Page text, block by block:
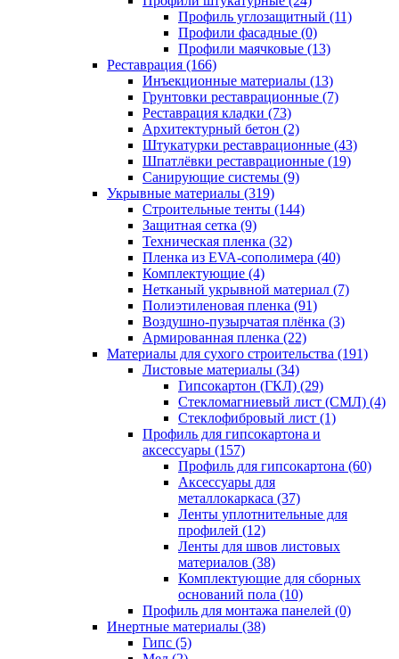
Профиль углозащитный (11)
Профили фасадные (0)
Профили маячковые (13)
Реставрация (166)
Инъекционные материалы (13)
Грунтовки реставрационные (7)
Реставрация кладки (73)
Архитектурный бетон (2)
Штукатурки реставрационные (43)
Шпатлёвки реставрационные (19)
Санирующие системы (9)
Укрывные материалы (319)
Строительные тенты (144)
Защитная сетка (9)
Техническая пленка (32)
Пленка из EVA-сополимера (40)
Комплектующие (4)
Нетканый укрывной материал (7)
Полиэтиленовая пленка (91)
Воздушно-пузырчатая плёнка (3)
Армированная пленка (22)
Материалы для сухого строительства (191)
Листовые материалы (34)
Гипсокартон (ГКЛ) (29)
Стекломагниевый лист (СМЛ) (4)
Cтеклофибровый лист (1)
Профиль для гипсокартона и
аксессуары (157)
Профиль для гипсокартона (60)
Аксессуары для
металлокаркаса (37)
Ленты уплотнительные для
профилей (12)
Ленты для швов листовых
материалов (38)
Комплектующие для сборных
оснований пола (10)
Профиль для монтажа панелей (0)
Инертные материалы (38)
Гипс (5)